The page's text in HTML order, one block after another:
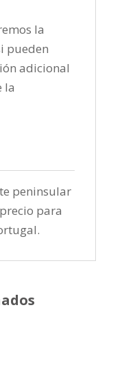
la
pueden
adicional
la
peninsular
para